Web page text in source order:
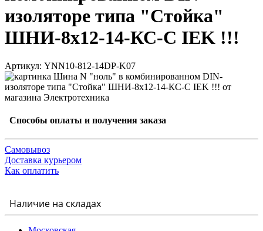
изоляторе типа "Стойка"
ШНИ-8х12-14-КС-С IEK !!!
Артикул: YNN10-812-14DP-K07
Способы оплаты и получения заказа
Самовывоз
Доставка курьером
Как оплатить
Наличие на складах